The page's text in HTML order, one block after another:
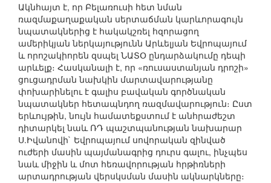
Ակնհայտ է, որ Բելառուսի հետ նման
ռազմաքաղաքական սերտաճման կարևորագույն
նպատակներից է հակակշռել հզորացող
ամերիկյան ներկայությունն Արևելյան Եվրոպայում
և որոշակիորեն զսպել ՆԱՏՕ ընդարձակումը դեպի
արևելք։ Հասկանալի է, որ «ռուսաստանյան դրոշի»
ցուցադրման նախկին մարտավարությանը
փոխարինելու է գալիս բավական գործնական
նպատակներ հետապնդող ռազմավարություն։ Ըստ
երևույթին, նույն համատեքստում է անհրաժեշտ
դիտարկել նաև ՌԴ պաշտպանության նախարար
Ս.Իվանովի` Եվրոպայում սովորական զինված
ուժերի մասին պայմանագրից դուրս գալու, ինչպես
նաև միջին և մոտ հեռավորության հրթիռների
արտադրության վերսկսման մասին ակնարկները։